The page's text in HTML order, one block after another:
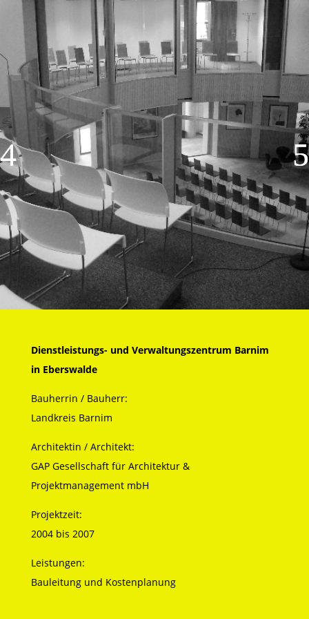
Dienstleistungs- und Verwaltungszentrum Barnim
in Eberswalde
Bauherrin / Bauherr:
Landkreis Barnim
Architektin / Architekt:
GAP Gesellschaft für Architektur &
Projektmanagement mbH
Projektzeit:
2004 bis 2007
Leistungen:
Bauleitung und Kostenplanung